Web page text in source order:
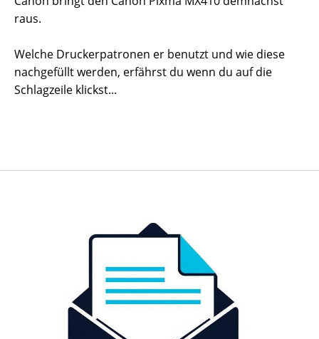
raus.
Welche Druckerpatronen er benutzt und wie diese
nachgefüllt werden, erfährst du wenn du auf die
Schlagzeile klickst...